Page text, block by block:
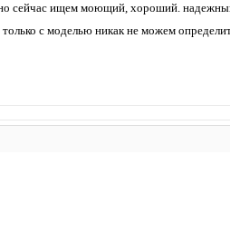
сейчас ищем моющий, хороший.
с моделью никак не можем